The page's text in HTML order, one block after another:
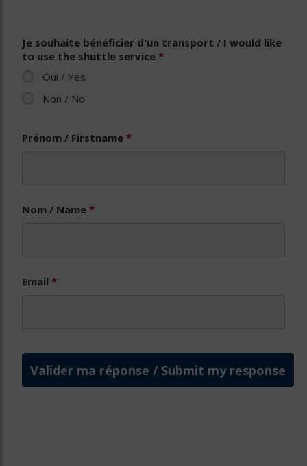
Je souhaite bénéficier d'un transport / I would like
to use the shuttle service*
Oui / Yes
Non / No
Prénom / Firstname*
Nom / Name*
Email*